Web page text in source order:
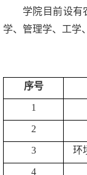
学院目前设有
学、管理学、工学
序号
1
2
3 环
4